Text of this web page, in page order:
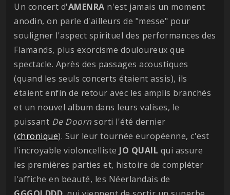
Un concert d'AMENRA n'est jamais un moment
anodin, on parle d'ailleurs de "messe" pour
souligner l'aspect spirituel des performances des
Flamands, plus exorcisme douloureux que
spectacle. Après des passages acoustiques
(quand les seuls concerts étaient assis), ils
étaient enfin de retour avec les amplis branchés
et un nouvel album dans leurs valises, le
puissant De Doorn sorti l'été dernier
(chronique). Sur leur tournée européenne, c'est
l'incroyable violoncelliste JO QUAIL qui assure
les premières parties et, histoire de compléter
l'affiche en beauté, les Néerlandais de